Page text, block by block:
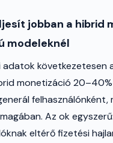
jobban a hibrid
modeleknél
adatok következetesen
monetizáció
felhasználónként,
Az ok
eltérő fizetési